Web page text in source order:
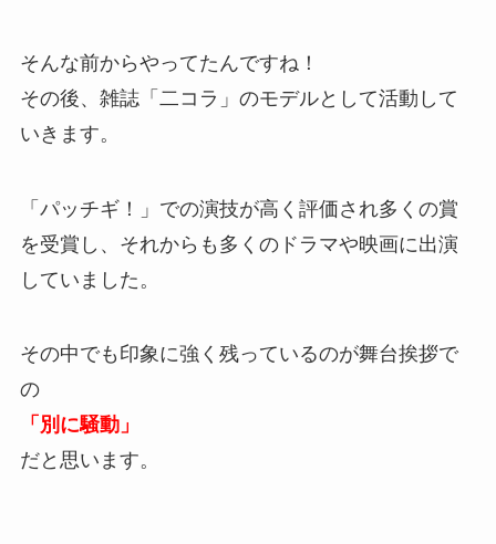
そんな前からやってたんですね！
その後、雑誌「二コラ」のモデルとして活動して
いきます。
「パッチギ！」での演技が高く評価され多くの賞
を受賞し、それからも多くのドラマや映画に出演
していました。
その中でも印象に強く残っているのが舞台挨拶で
の
「別に騒動」
だと思います。